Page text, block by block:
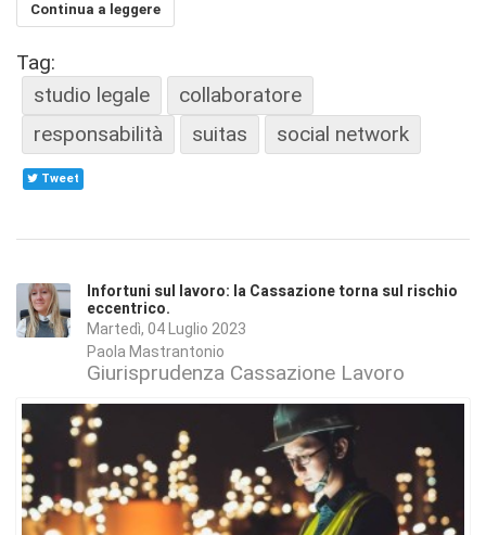
Continua a leggere
Tag:
studio legale
collaboratore
responsabilità
suitas social network
Tweet
Infortuni sul lavoro: la Cassazione torna sul rischio
eccentrico.
Martedì, 04 Luglio 2023
Paola Mastrantonio
Giurisprudenza Cassazione Lavoro